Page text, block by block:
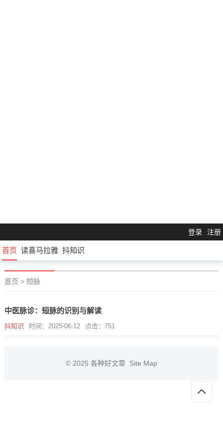
登录 注册
首页 读喜马拉雅 抖知识
首页 > 短脉
中医脉诊：短脉的识别与解读
抖知识 时间：2025-06-12 点击：751
© 2025 各种好文章 Site Map